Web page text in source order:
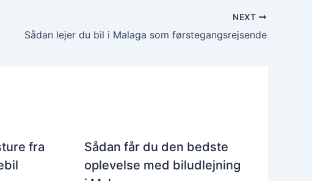
NEXT
Sådan lejer du bil i Malaga som førstegangsrejsende
fra
Sådan får du den bedste
oplevelse med biludlejning